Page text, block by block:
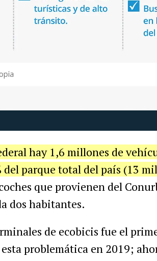
hay 1,6 millones de
del parque total del país (13
que provienen del
dos habitantes.
de ecobicis fue el
problemática en 2019;